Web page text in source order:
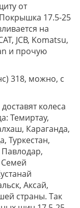
от
17.5-25
на
JCB, Komatsu,
и прочую
318, можно, с
доставят колеса
Темиртау,
Караганда,
Туркестан,
Павлодар,
Семей
Аксай,
страны. Так